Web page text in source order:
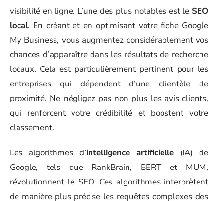
visibilité en ligne. L’une des plus notables est le SEO
local. En créant et en optimisant votre fiche Google
My Business, vous augmentez considérablement vos
chances d’apparaître dans les résultats de recherche
locaux. Cela est particulièrement pertinent pour les
entreprises qui dépendent d’une clientèle de
proximité. Ne négligez pas non plus les avis clients,
qui renforcent votre crédibilité et boostent votre
classement.
Les algorithmes d’intelligence artificielle (IA) de
Google, tels que RankBrain, BERT et MUM,
révolutionnent le SEO. Ces algorithmes interprètent
de manière plus précise les requêtes complexes des